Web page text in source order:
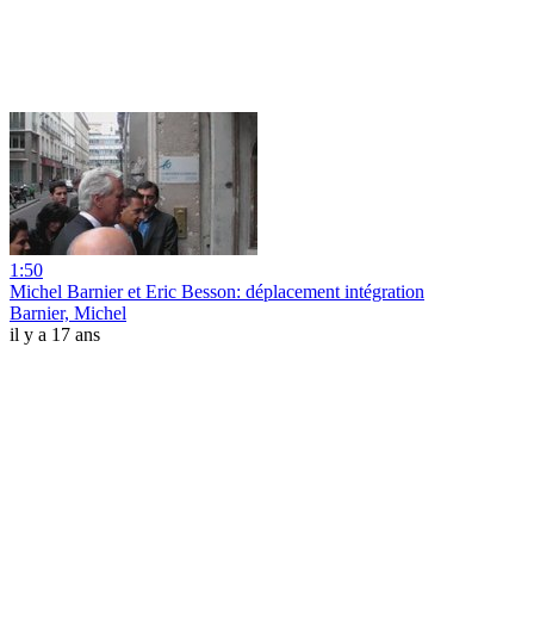
1:50
Michel Barnier et Eric Besson: déplacement intégration
Barnier, Michel
il y a 17 ans